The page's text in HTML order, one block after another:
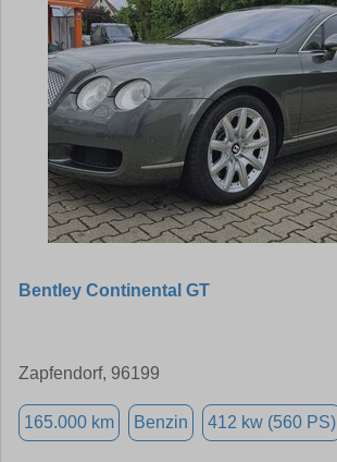
Bentley Continental GT
Zapfendorf, 96199
165.000 km Benzin 412 kw (560 PS)